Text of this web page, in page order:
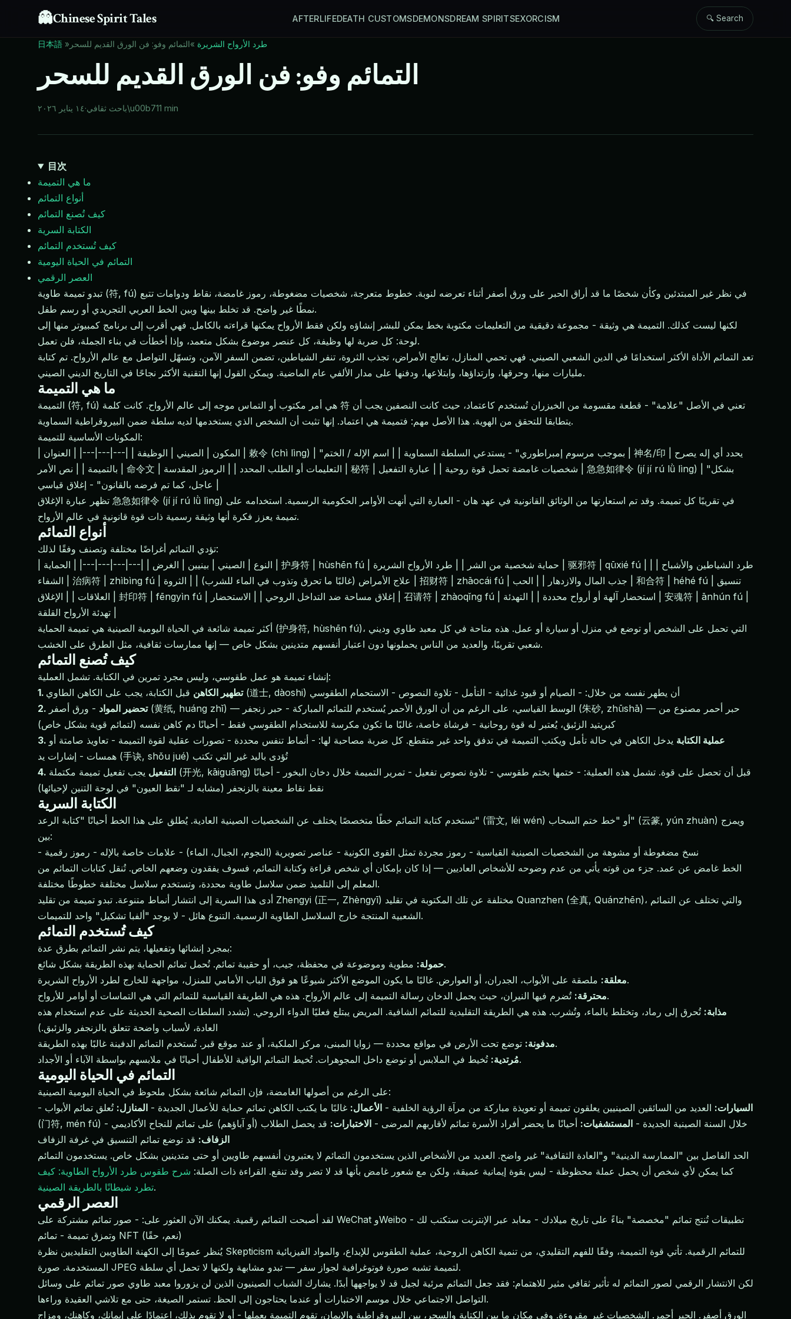
👻Chinese Spirit Tales AFTERLIFEDEATH CUSTOMSDEMONSDREAM SPIRITSEXORCISM 🔍 Search
日本語 » طرد الأرواح الشريرة »التمائم وفو: فن الورق القديم للسحر
التمائم وفو: فن الورق القديم للسحر
١٤ يناير ٢٠٢٦·باحث ثقافي\u00b711 min
目次
ما هي التميمة
أنواع التمائم
كيف تُصنع التمائم
الكتابة السرية
كيف تُستخدم التمائم
التمائم في الحياة اليومية
العصر الرقمي
تبدو تميمة طاوية (符, fú) في نظر غير المبتدئين وكأن شخصًا ما قد أراق الحبر على ورق أصفر أثناء تعرضه لنوبة. خطوط متعرجة، شخصيات مضغوطة، رموز غامضة، نقاط ودوامات تتبع
نمطًا غير واضح. قد تخلط بينها وبين الخط العربي التجريدي أو رسم طفل.
لكنها ليست كذلك. التميمة هي وثيقة - مجموعة دقيقية من التعليمات مكتوبة بخط يمكن للبشر إنشاؤه ولكن فقط الأرواح يمكنها قراءته بالكامل. فهي أقرب إلى برنامج كمبيوتر منها إلى
لوحة: كل ضربة لها وظيفة، كل عنصر موضوع بشكل متعمد، وإذا أخطأت في بناء الجملة، فلن تعمل.
تعد التمائم الأداة الأكثر استخدامًا في الدين الشعبي الصيني. فهي تحمي المنازل، تعالج الأمراض، تجذب الثروة، تنفر الشياطين، تضمن السفر الآمن، وتسهّل التواصل مع عالم الأرواح. تم كتابة
مليارات منها، وحرقها، وارتداؤها، وابتلاعها، ودفنها على مدار الألفي عام الماضية. ويمكن القول إنها التقنية الأكثر نجاحًا في التاريخ الديني الصيني.
ما هي التميمة
التميمة (符, fú) هي أمر مكتوب أو التماس موجه إلى عالم الأرواح. كانت كلمة 符 تعني في الأصل "علامة" - قطعة مقسومة من الخيزران تُستخدم كاعتماد، حيث كانت النصفين يجب أن
يتطابقا للتحقق من الهوية. هذا الأصل مهم: فتميمة هي اعتماد. إنها تثبت أن الشخص الذي يستخدمها لديه سلطة ضمن البيروقراطية السماوية.
المكونات الأساسية للتميمة:
بالتميمة | | نص الأمر | 命令文 | التعليمات أو الطلب المحدد | | الرموز المقدسة | 秘符 | شخصيات غامضة تحمل قوة روحية | | عبارة التفعيل | 急急如律令 (jí jí rú lǜ lìng) | "بشكل
تظهر عبارة الإغلاق 急急如律令 (jí jí rú lǜ lìng) في تقريبًا كل تميمة. وقد تم استعارتها من الوثائق القانونية في عهد هان - العبارة التي أنهت الأوامر الحكومية الرسمية. استخدامه على
تميمة يعزز فكرة أنها وثيقة رسمية ذات قوة قانونية في عالم الأرواح.
أنواع التمائم
تؤدي التمائم أغراضًا مختلفة وتصنف وفقًا لذلك:
الشفاء | 治病符 | zhìbìng fú | علاج الأمراض (غالبًا ما تحرق وتذوب في الماء للشرب) | | الثروة | 招财符 | zhāocái fú | جذب المال والازدهار | | الحب | 和合符 | héhé fú | تنسيق
العلاقات | | الإغلاق | 封印符 | fēngyìn fú | إغلاق مساحة ضد التداخل الروحي | | الاستحضار | 召请符 | zhàoqǐng fú | استحضار آلهة أو أرواح محددة | | التهدئة | 安魂符 | ānhún fú |
أكثر تميمة شائعة في الحياة اليومية الصينية هي تميمة الحماية (护身符, hùshēn fú)، التي تحمل على الشخص أو توضع في منزل أو سيارة أو عمل. هذه متاحة في كل معبد طاوي وديني
شعبي تقريبًا، والعديد من الناس يحملونها دون اعتبار أنفسهم متدينين بشكل خاص — إنها ممارسات ثقافية، مثل الطرق على الخشب.
كيف تُصنع التمائم
إنشاء تميمة هو عمل طقوسي، وليس مجرد تمرين في الكتابة. تشمل العملية:
1. تطهير الكاهن
قبل الكتابة، يجب على الكاهن الطاوي (道士, dàoshi) أن يطهر نفسه من خلال: - الصيام أو قيود غذائية - التأمل - تلاوة النصوص - الاستحمام الطقوسي
2. تحضير المواد - ورق أصفر (黄纸, huáng zhǐ) — الوسط القياسي، على الرغم من أن الورق الأحمر يُستخدم للتمائم المباركة - حبر زنجفر (朱砂, zhūshā) — حبر أحمر مصنوع من
كبريتيد الزئبق، يُعتبر له قوة روحانية - فرشاة خاصة، غالبًا ما تكون مكرسة للاستخدام الطقوسي فقط - أحيانًا دم كاهن نفسه (لتمائم قوية بشكل خاص)
3. عملية الكتابة يدخل الكاهن في حالة تأمل ويكتب التميمة في تدفق واحد غير متقطع. كل ضربة مصاحبة لها: - أنماط تنفس محددة - تصورات عقلية لقوة التميمة - تعاويذ صامتة أو
همسات - إشارات يد (手诀, shǒu jué) تُؤدى باليد غير التي تكتب
4. التفعيل يجب تفعيل تميمة مكتملة (开光, kāiguāng) قبل أن تحصل على قوة. تشمل هذه العملية: - ختمها بختم طقوسي - تلاوة نصوص تفعيل - تمرير التميمة خلال دخان البخور - أحيانًا
نقط نقاط معينة بالزنجفر (مشابه لـ "نقط العيون" في لوحة التنين لإحيائها)
الكتابة السرية
تستخدم كتابة التمائم خطًا متخصصًا يختلف عن الشخصيات الصينية العادية. يُطلق على هذا الخط أحيانًا "كتابة الرعد" (雷文, léi wén) أو "خط ختم السحاب" (云篆, yún zhuàn) ويمزج
بين:
- نسخ مضغوطة أو مشوهة من الشخصيات الصينية القياسية - رموز مجردة تمثل القوى الكونية - عناصر تصويرية (النجوم، الجبال، الماء) - علامات خاصة بالإله - رموز رقمية
الخط غامض عن عمد. جزء من قوته يأتي من عدم وضوحه للأشخاص العاديين — إذا كان بإمكان أي شخص قراءة وكتابة التمائم، فسوف يفقدون وضعهم الخاص. تُنقل كتابات التمائم من
المعلم إلى التلميذ ضمن سلاسل طاوية محددة، وتستخدم سلاسل مختلفة خطوطًا مختلفة.
أدى هذا السرية إلى انتشار أنماط متنوعة. تبدو تميمة من تقليد Zhengyi (正一, Zhèngyī) مختلفة عن تلك المكتوبة في تقليد Quanzhen (全真, Quánzhēn)، والتي تختلف عن التمائم
الشعبية المنتجة خارج السلاسل الطاوية الرسمية. التنوع هائل - لا يوجد "ألفبا تشكيل" واحد للتميمات.
كيف تُستخدم التمائم
بمجرد إنشائها وتفعيلها، يتم نشر التمائم بطرق عدة:
حمولة:مطوية وموضوعة في محفظة، جيب، أو حقيبة تمائم. تُحمل تمائم الحماية بهذه الطريقة بشكل شائع.
معلقة:ملصقة على الأبواب، الجدران، أو العوارض. غالبًا ما يكون الموضع الأكثر شيوعًا هو فوق الباب الأمامي للمنزل، مواجهة للخارج لطرد الأرواح الشريرة.
محترقة:تُضرم فيها النيران، حيث يحمل الدخان رسالة التميمة إلى عالم الأرواح. هذه هي الطريقة القياسية للتمائم التي هي التماسات أو أوامر للأرواح.
مذابة: تُحرق إلى رماد، وتختلط بالماء، وتُشرب. هذه هي الطريقة التقليدية للتمائم الشافية. المريض يبتلع فعليًا الدواء الروحي. (تشدد السلطات الصحية الحديثة على عدم استخدام هذه
العادة، لأسباب واضحة تتعلق بالزنجفر والزئبق.)
مدفونة:توضع تحت الأرض في مواقع محددة — زوايا المبنى، مركز الملكية، أو عند موقع قبر. تُستخدم التمائم الدفينة غالبًا بهذه الطريقة.
مُرتدية:تُخيط في الملابس أو توضع داخل المجوهرات. تُخيط التمائم الواقية للأطفال أحيانًا في ملابسهم بواسطة الآباء أو الأجداد.
التمائم في الحياة اليومية
على الرغم من أصولها الغامضة، فإن التمائم شائعة بشكل ملحوظ في الحياة اليومية الصينية:
-
السيارات: العديد من السائقين الصينيين يعلقون تميمة أو تعويذة مباركة من مرآة الرؤية الخلفية - الأعمال: غالبًا ما يكتب الكاهن تمائم حماية للأعمال الجديدة - المنازل: تُعلق تمائم الأبواب
(门符, mén fú) خلال السنة الصينية الجديدة - المستشفيات: أحيانًا ما يحضر أفراد الأسرة تمائم لأقاربهم المرضى - الاختبارات: قد يحصل الطلاب (أو آباؤهم) على تمائم للنجاح الأكاديمي -
الزفاف: قد توضع تمائم التنسيق في غرفة الزفاف
الحد الفاصل بين "الممارسة الدينية" و"العادة الثقافية" غير واضح. العديد من الأشخاص الذين يستخدمون التمائم لا يعتبرون أنفسهم طاويين أو حتى متدينين بشكل خاص. يستخدمون التمائم
كما يمكن لأي شخص أن يحمل عملة محظوظة - ليس بقوة إيمانية عميقة، ولكن مع شعور غامض بأنها قد لا تضر وقد تنفع. القراءة ذات الصلة: شرح طقوس طرد الأرواح الطاوية: كيف
تطرد شيطانًا بالطريقة الصينية.
العصر الرقمي
لقد أصبحت التمائم رقمية. يمكنك الآن العثور على: - صور تمائم مشتركة على WeChat وWeibo - تطبيقات تُنتج تمائم "مخصصة" بناءً على تاريخ ميلادك - معابد عبر الإنترنت ستكتب لك
وتمزق تميمة - تمائم NFT (نعم، حقًا)
يُنظر عمومًا إلى الكهنة الطاويين التقليديين نظرة Skepticism للتمائم الرقمية. تأتي قوة التميمة، وفقًا للفهم التقليدي، من تنمية الكاهن الروحية، عملية الطقوس للإبداع، والمواد الفيزيائية
المستخدمة. صورة JPEG لتميمة تشبه صورة فوتوغرافية لجواز سفر — تبدو مشابهة ولكنها لا تحمل أي سلطة.
لكن الانتشار الرقمي لصور التمائم له تأثير ثقافي مثير للاهتمام: فقد جعل التمائم مرئية لجيل قد لا يواجهها أبدًا. يشارك الشباب الصينيون الذين لن يزوروا معبد طاوي صور تمائم على وسائل
التواصل الاجتماعي خلال موسم الاختبارات أو عندما يحتاجون إلى الحظ. تستمر الصيغة، حتى مع تلاشي العقيدة وراءها.
الورق أصفر. الحبر أحمر. الشخصيات غير مقروءة. وفي مكان ما بين الكتابة والسحر، بين البيروقراطية والإيمان، تقوم التميمة بعملها - أو لا تقوم بذلك، اعتمادًا على إيمانك، وكاهنك، ومزاج